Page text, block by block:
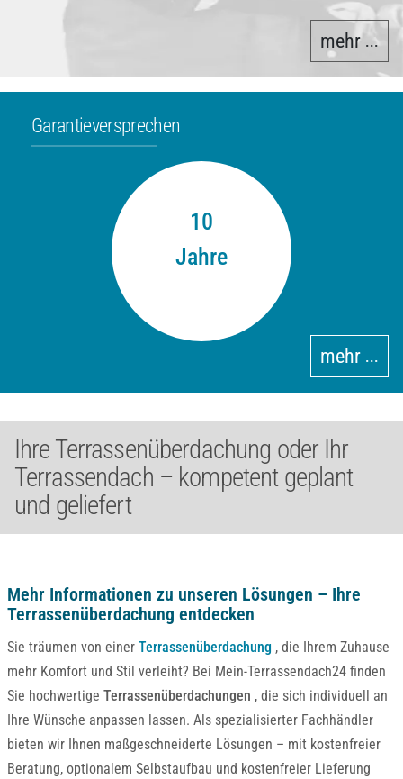
mehr •••
Garantieversprechen
10
Jahre
mehr •••
Ihre Terrassenüberdachung oder Ihr
Terrassendach – kompetent geplant
und geliefert
Mehr Informationen zu unseren Lösungen – Ihre
Terrassenüberdachung entdecken
Sie träumen von einer Terrassenüberdachung , die Ihrem Zuhause
mehr Komfort und Stil verleiht? Bei Mein-Terrassendach24 finden
Sie hochwertige Terrassenüberdachungen , die sich individuell an
Ihre Wünsche anpassen lassen. Als spezialisierter Fachhändler
bieten wir Ihnen maßgeschneiderte Lösungen – mit kostenfreier
Beratung, optionalem Selbstaufbau und kostenfreier Lieferung